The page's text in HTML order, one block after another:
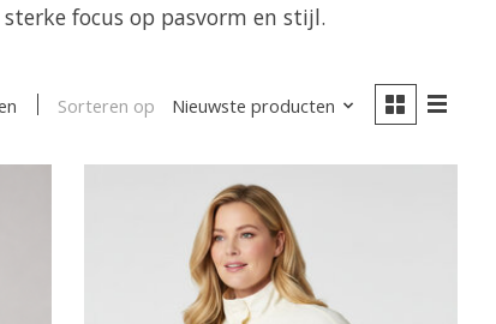
focus op pasvorm en stijl.
Sorteren op Nieuwste producten